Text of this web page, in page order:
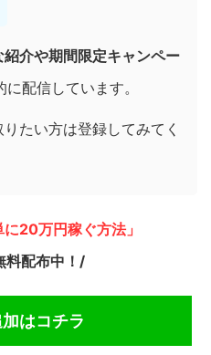
介や期間限定キャンペー
に配信しています。
たい方は登録してみてく
に20万円稼ぐ方法」
料配布中！/
はコチラ